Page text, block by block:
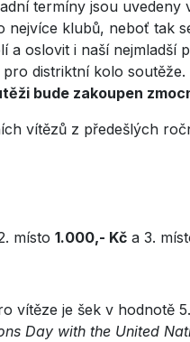
termíny jsou
nejvíce klubů, neboť tak
a oslovit i naší nejmladší
distriktní kolo soutěže.
bude zakoupen
vítězů z předešlých
místo 1.000,- Kč a 3.
vítěze je šek v hodnotě
Day with the United